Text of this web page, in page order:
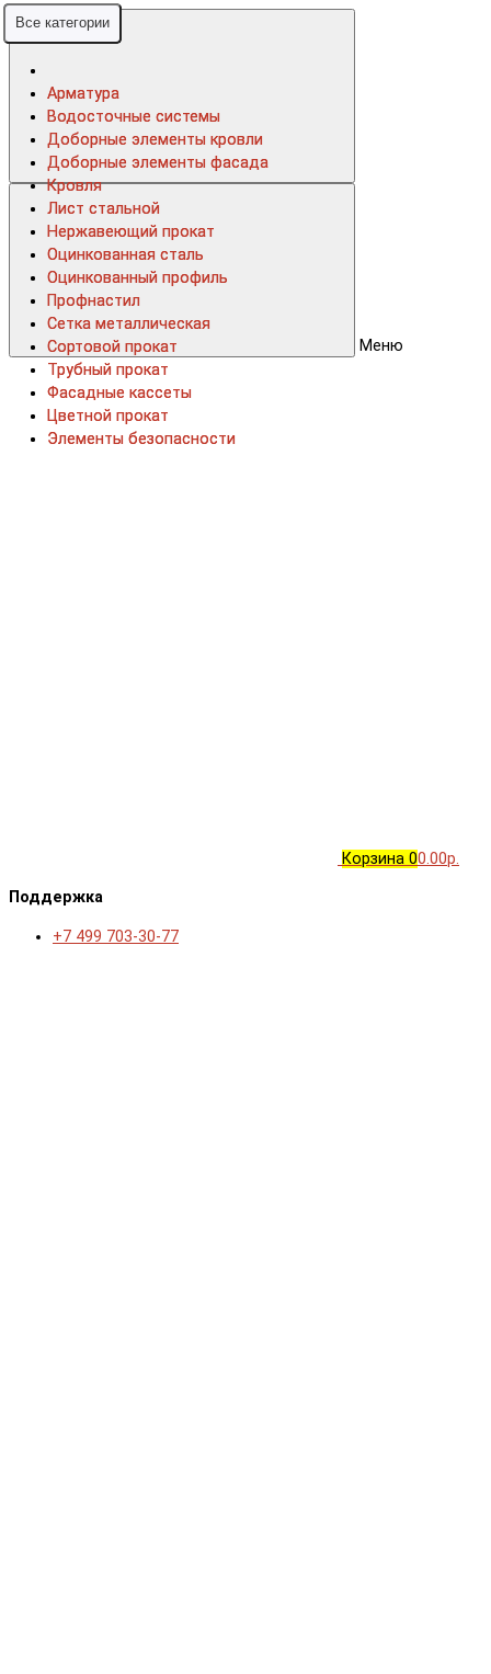
Меню
Корзина 00.00р.
Поддержка
+7 499 703-30-77
Все категории
Арматура
Водосточные системы
Доборные элементы кровли
Доборные элементы фасада
Кровля
Лист стальной
Нержавеющий прокат
Оцинкованная сталь
Оцинкованный профиль
Профнастил
Сетка металлическая
Сортовой прокат
Трубный прокат
Фасадные кассеты
Цветной прокат
Элементы безопасности
Все категории
Арматура
Водосточные системы
Доборные элементы кровли
Доборные элементы фасада
Кровля
Лист стальной
Нержавеющий прокат
Оцинкованная сталь
Оцинкованный профиль
Профнастил
Сетка металлическая
Сортовой прокат
Трубный прокат
Фасадные кассеты
Цветной прокат
Элементы безопасности